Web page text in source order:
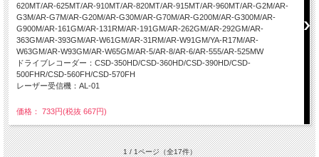
620MT/AR-625MT/AR-910MT/AR-820MT/AR-915MT/AR-960MT/AR-G2M/AR-
G3M/AR-G7M/AR-G20M/AR-G30M/AR-G70M/AR-G200M/AR-G300M/AR-
G900M/AR-161GM/AR-131RM/AR-191GM/AR-262GM/AR-292GM/AR-
363GM/AR-393GM/AR-W61GM/AR-31RM/AR-W91GM/YA-R17M/AR-
W63GM/AR-W93GM/AR-W65GM/AR-5/AR-8/AR-6/AR-555/AR-525MW
ドライブレコーダー：CSD-350HD/CSD-360HD/CSD-390HD/CSD-
500FHR/CSD-560FH/CSD-570FH
レーザー受信機：AL-01
価格： 733円(税抜 667円)
1 / 1ページ（全17件）